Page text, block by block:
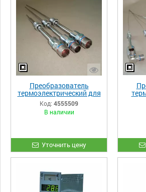
Преобразователь
термоэлектрический для
атомных электростанций
Код: 4555509
В наличии
Уточнить цену